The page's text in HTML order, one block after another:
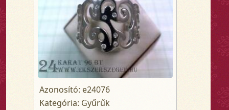
Azonosító: e24076
Kategória: Gyűrűk